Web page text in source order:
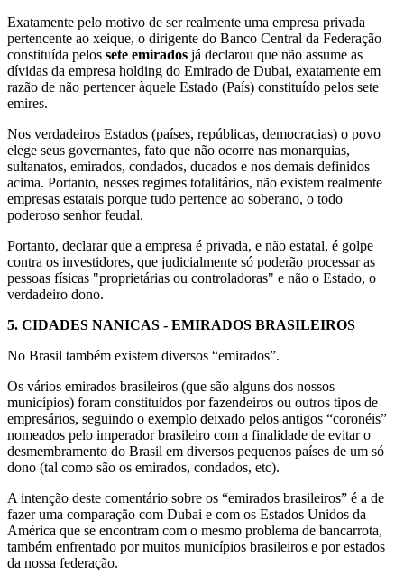
Exatamente pelo motivo de ser realmente uma empresa privada
pertencente ao xeique, o dirigente do Banco Central da Federação
constituída pelos sete emirados já declarou que não assume as
dívidas da empresa holding do Emirado de Dubai, exatamente em
razão de não pertencer àquele Estado (País) constituído pelos sete
emires.
Nos verdadeiros Estados (países, repúblicas, democracias) o povo
elege seus governantes, fato que não ocorre nas monarquias,
sultanatos, emirados, condados, ducados e nos demais definidos
acima. Portanto, nesses regimes totalitários, não existem realmente
empresas estatais porque tudo pertence ao soberano, o todo
poderoso senhor feudal.
Portanto, declarar que a empresa é privada, e não estatal, é golpe
contra os investidores, que judicialmente só poderão processar as
pessoas físicas "proprietárias ou controladoras" e não o Estado, o
verdadeiro dono.
5. CIDADES NANICAS - EMIRADOS BRASILEIROS
No Brasil também existem diversos “emirados”.
Os vários emirados brasileiros (que são alguns dos nossos
municípios) foram constituídos por fazendeiros ou outros tipos de
empresários, seguindo o exemplo deixado pelos antigos “coronéis”
nomeados pelo imperador brasileiro com a finalidade de evitar o
desmembramento do Brasil em diversos pequenos países de um só
dono (tal como são os emirados, condados, etc).
A intenção deste comentário sobre os “emirados brasileiros” é a de
fazer uma comparação com Dubai e com os Estados Unidos da
América que se encontram com o mesmo problema de bancarrota,
também enfrentado por muitos municípios brasileiros e por estados
da nossa federação.